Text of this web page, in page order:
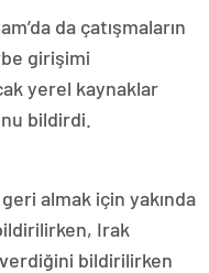
da çatışmaların
girişimi
yerel kaynaklar
bildirdi.
almak için yakında
bildirilirken, Irak
bildirilirken